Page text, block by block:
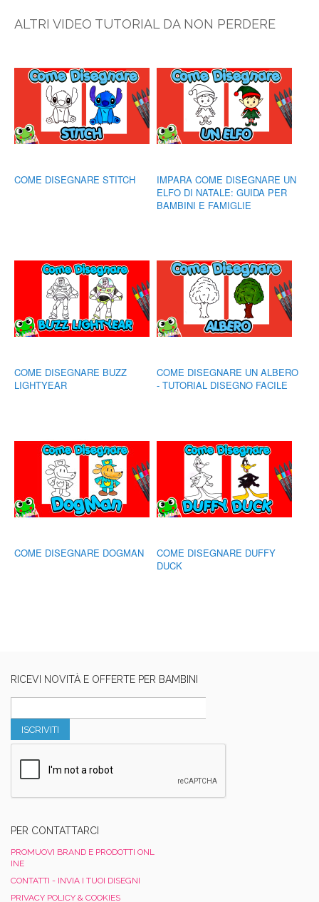
ALTRI VIDEO TUTORIAL DA NON PERDERE
COME DISEGNARE STITCH
IMPARA COME DISEGNARE UN
ELFO DI NATALE: GUIDA PER
BAMBINI E FAMIGLIE
COME DISEGNARE BUZZ
LIGHTYEAR
COME DISEGNARE UN ALBERO
- TUTORIAL DISEGNO FACILE
COME DISEGNARE DOGMAN
COME DISEGNARE DUFFY
DUCK
RICEVI NOVITÀ E OFFERTE PER BAMBINI
ISCRIVITI
PER CONTATTARCI
PROMUOVI BRAND E PRODOTTI ONL
INE
CONTATTI - INVIA I TUOI DISEGNI
PRIVACY POLICY & COOKIES